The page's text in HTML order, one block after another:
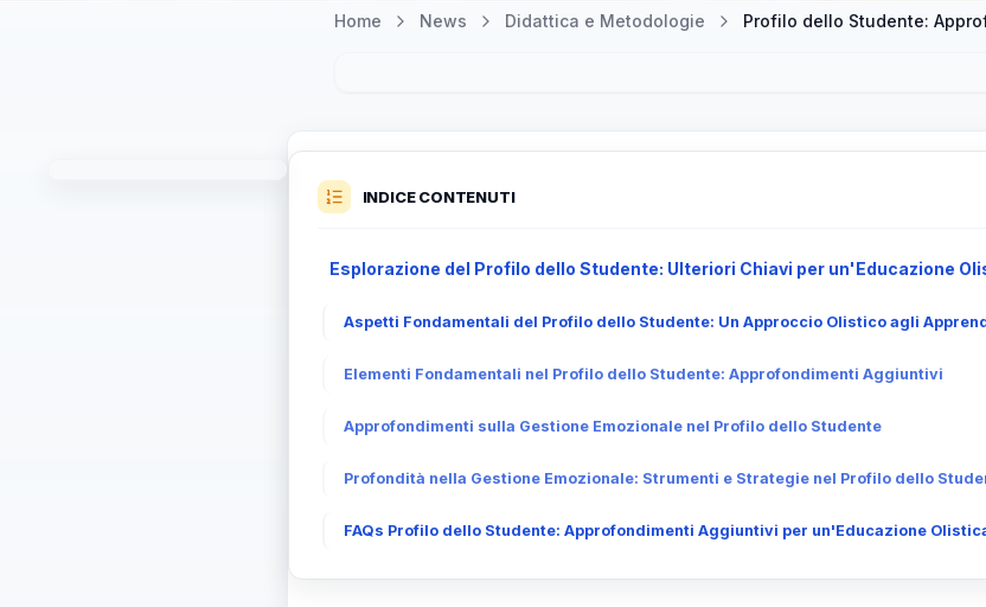
Home News Didattica e Metodologie Profilo dello Studente:
INDICE CONTENUTI
Esplorazione del Profilo dello Studente: Ulteriori Chiavi per un'Educazione
Aspetti Fondamentali del Profilo dello Studente: Un Approccio Olistico agli
Elementi Fondamentali nel Profilo dello Studente: Approfondimenti Aggiuntivi
Approfondimenti sulla Gestione Emozionale nel Profilo dello Studente
Profondità nella Gestione Emozionale: Strumenti e Strategie nel Profilo dello
FAQs Profilo dello Studente: Approfondimenti Aggiuntivi per un'Educazione